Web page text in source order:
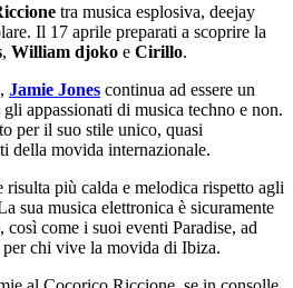
tra musica esplosiva, deejay
Il 17 aprile preparati a scoprire la
, William djoko e Cirillo.
Jamie Jones continua ad essere un
appassionati di musica techno e non.
per il suo stile unico, quasi
della movida internazionale.
risulta più calda e melodica rispetto agli
sua musica elettronica è sicuramente
come i suoi eventi Paradise, ad
chi vive la movida di Ibiza.